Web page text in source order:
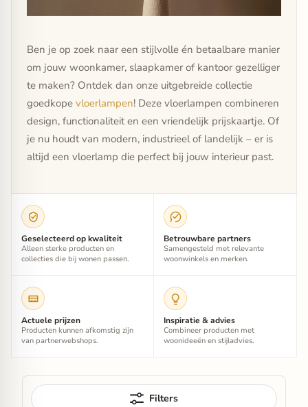
Ben je op zoek naar een stijlvolle én betaalbare manier
om jouw woonkamer, slaapkamer of kantoor gezelliger
te maken? Ontdek dan onze uitgebreide collectie
goedkope vloerlampen! Deze vloerlampen combineren
design, functionaliteit en een vriendelijk prijskaartje. Of
je nu houdt van modern, industrieel of landelijk – er is
altijd een vloerlamp die perfect bij jouw interieur past.
Geselecteerd op kwaliteit
Alleen sterke producten en
collecties die bij wonen passen.
Betrouwbare partners
Samengesteld met relevante
woonwinkels en merken.
Actuele prijzen
Producten kunnen afkomstig zijn
van partnerwebshops.
Inspiratie & advies
Combineer producten met
woonideeën en stijladvies.
Filters